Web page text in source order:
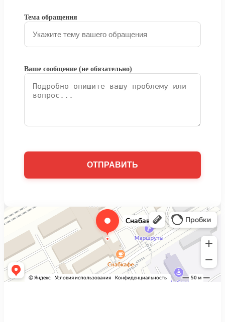
Тема обращения
Ваше сообщение (не обязательно)